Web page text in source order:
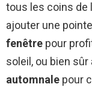
tous les coins de
ajouter une
fenêtre pour
soleil, ou bien sûr
automnale pour